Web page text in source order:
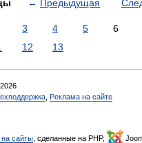
← Предыдущая
3 4 5 6
12 13
Реклама на сайте
на сайты , сделанные на PHP,